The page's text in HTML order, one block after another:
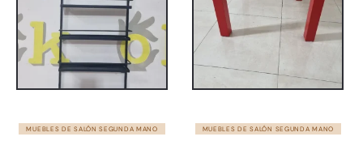
MUEBLES DE SALÓN SEGUNDA MANO MUEBLES DE SALÓN SEGUNDA MANO